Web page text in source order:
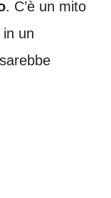
. C’è un mito
un